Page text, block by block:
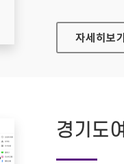
국립중앙
자세히보기
경기도